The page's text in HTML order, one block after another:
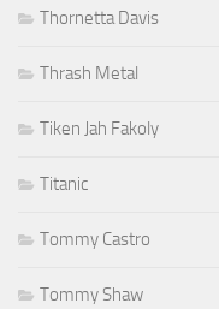
Thornetta Davis
Thrash Metal
Tiken Jah Fakoly
Titanic
Tommy Castro
Tommy Shaw